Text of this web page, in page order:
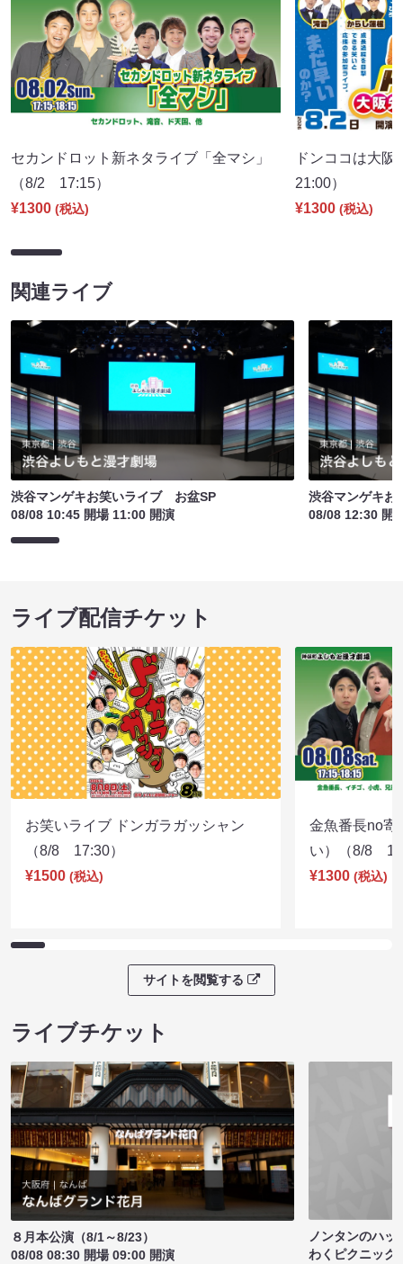
セカンドロット新ネタライブ「全マシ」
（8/2 17:15）
¥1300 (税込)
ドンココは大
21:00）
¥1300 (税込)
関連ライブ
渋谷マンゲキお笑いライブ お盆SP
08/08 10:45 開場 11:00 開演
渋谷マンゲキ
08/08 12:30 開
ライブ配信チケット
お笑いライブ ドンガラガッシャン
（8/8 17:30）
¥1500 (税込)
金魚番長no寄
い）（8/8
¥1300 (税込)
サイトを閲覧する
ライブチケット
８月本公演（8/1～8/23）
08/08 08:30 開場 09:00 開演
ノンタンのハッ
わくピクニック